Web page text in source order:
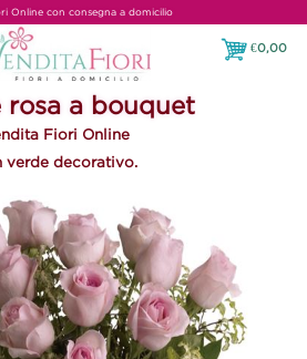
Online con consegna a domicilio
€0,00
€0,00
rosa a bouquet
Fiori Online
verde decorativo.